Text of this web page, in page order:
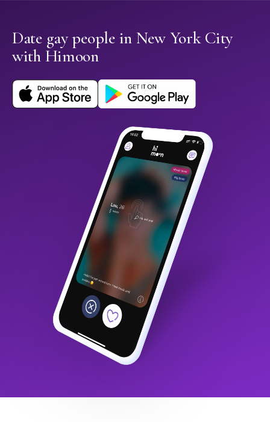
Date gay people in New York City
with Himoon